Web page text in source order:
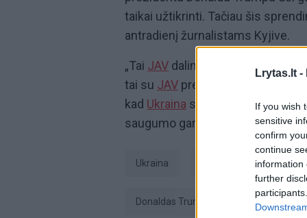
Lrytas.lt -
If you wish
sensitive
confirm
continue
information
further
taikai užtikrinti. Tačiau šis
antradienį žurnalistams Kyjive.
„Tai JAV daliniai, todėl tik
tai su JAV prezidentu D. Trumpu
kad Ukraina suinteresuotaJAV
saugumo garantijų dalimi.
Ukraina Volodymyras Zelenskis
Donaldas Trumpas (Donald Trump)